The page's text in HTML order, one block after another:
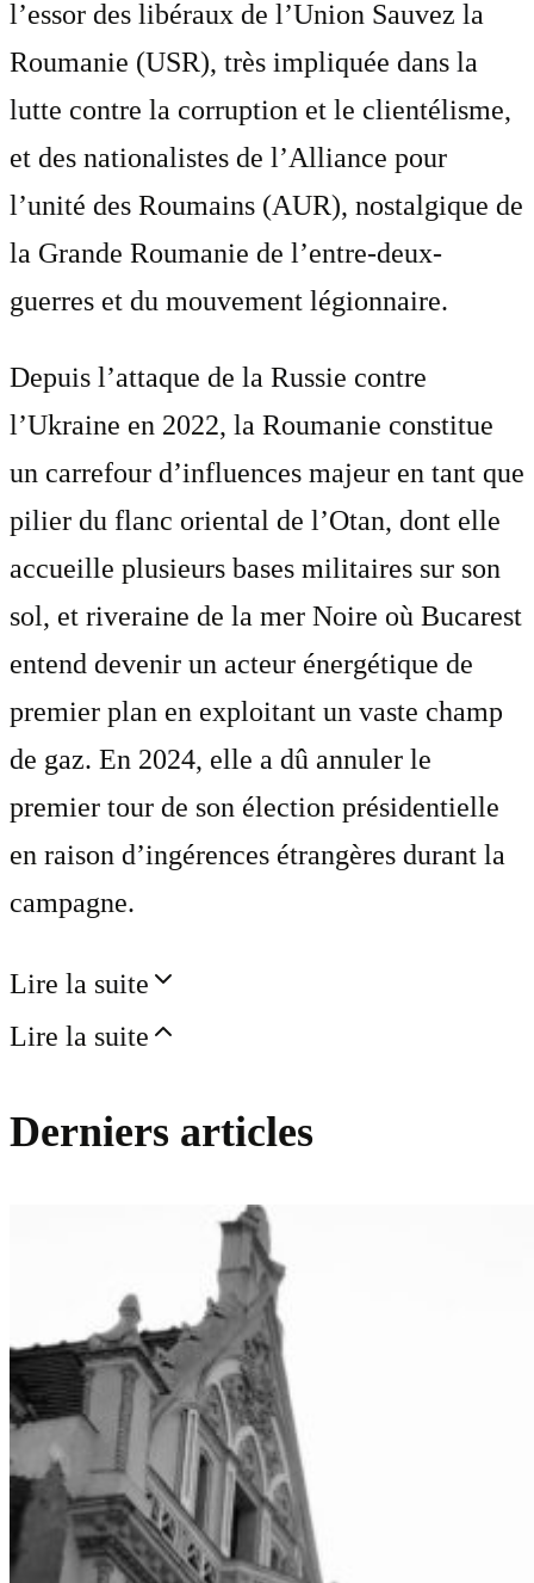
l’essor des libéraux de l’Union Sauvez la
Roumanie (USR), très impliquée dans la
lutte contre la corruption et le clientélisme,
et des nationalistes de l’Alliance pour
l’unité des Roumains (AUR), nostalgique de
la Grande Roumanie de l’entre-deux-
guerres et du mouvement légionnaire.
Depuis l’attaque de la Russie contre
l’Ukraine en 2022, la Roumanie constitue
un carrefour d’influences majeur en tant que
pilier du flanc oriental de l’Otan, dont elle
accueille plusieurs bases militaires sur son
sol, et riveraine de la mer Noire où Bucarest
entend devenir un acteur énergétique de
premier plan en exploitant un vaste champ
de gaz. En 2024, elle a dû annuler le
premier tour de son élection présidentielle
en raison d’ingérences étrangères durant la
campagne.
Lire la suite
Lire la suite
Derniers articles